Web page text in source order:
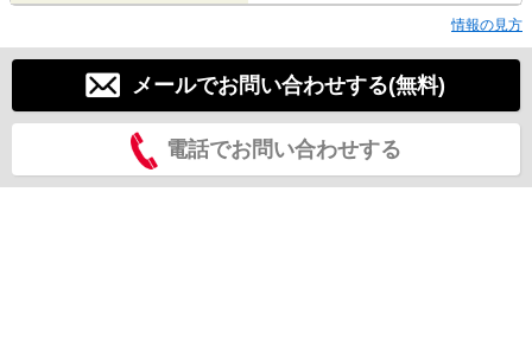
情報の見方
メールでお問い合わせする(無料)
電話でお問い合わせする